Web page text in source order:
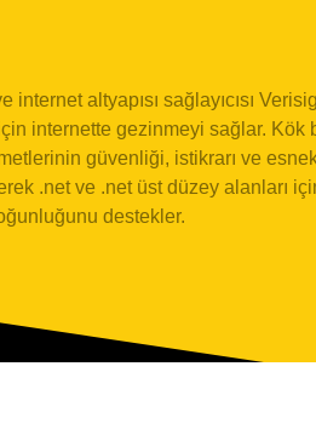
altyapısı sağlayıcısı
internette gezinmeyi sağlar. Kök
güvenliği, istikrarı ve
.net ve .net üst düzey alanları
destekler.